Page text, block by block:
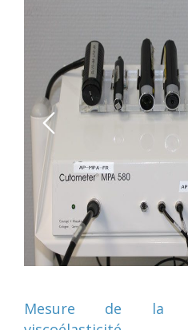
Previous
Mesure de la